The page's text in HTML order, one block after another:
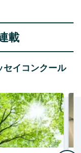
載
セイコンクール